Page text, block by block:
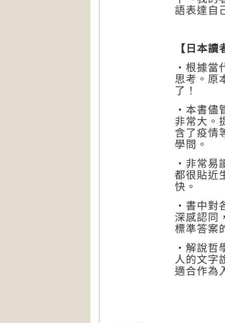
語表達自
【日本讀
‧根據當
思考。原
了！
‧本書儘
非常大。
含了疫情
學問。
‧非常易
都很貼近
快。
‧書中對
深感認同
標準答案
‧解說哲
人的文字
適合作為